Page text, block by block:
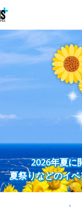
2026年夏に
夏祭りなどのイ